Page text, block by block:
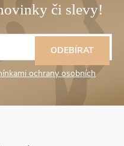
ochrany osobních
ODEBÍRAT